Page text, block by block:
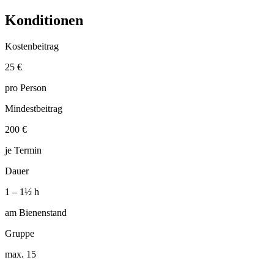
Konditionen
Kostenbeitrag
25 €
pro Person
Mindestbeitrag
200 €
je Termin
Dauer
1 – 1½ h
am Bienenstand
Gruppe
max. 15